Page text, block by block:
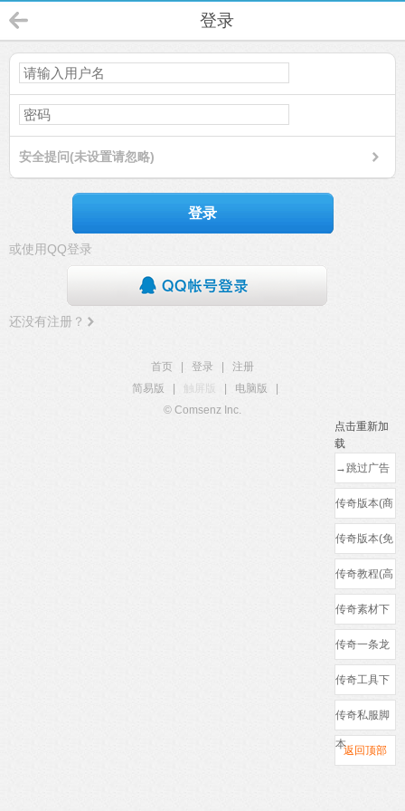
登录
安全提问(未设置请忽略)
登录
或使用QQ登录
还没有注册？
点击重新加
载
→跳过广告
←
传奇版本(商
业)
传奇版本(免
费)
传奇教程(高
清)
传奇素材下
载
传奇一条龙
(防骗)
传奇工具下
载
传奇私服脚
本返回顶部
首页 登录
注册
简易版
触屏版 电脑版
© Comsenz Inc.